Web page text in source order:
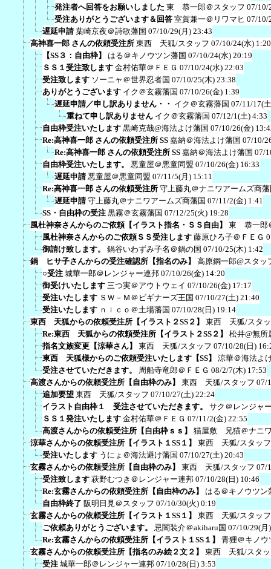
発注者へ回答をお願いしました 東 恭一郎＠スタッフ 07/10/
受注ありがとうございます＆回答 室賀兼一＠リワマヒ 07/10/
遅延申請 葉崎京夜＠詩歌藩国 07/10/29(月) 23:43
高神喜一郎 さんの依頼受注所 東西 天狐/スタッフ 07/10/24(水) 1:20
【SS３：自由枠】
はる＠キノウツン藩国 07/10/24(水) 20:19
ＳＳ１受注致します 金村佑華＠ＦＥＧ 07/10/24(水) 22:03
受注致します ソーニャ＠世界忍者国 07/10/25(木) 23:38
ありがとうございます イク＠玄霧藩国 07/10/26(金) 1:39
遅延申請／申し訳ありません・・ イク＠玄霧藩国 07/11/17(
重ねて申し訳ありません イク＠玄霧藩国 07/12/1(土) 4:33
自由枠受注いたします 黒崎克哉@海法よけ藩国 07/10/26(金)
Re:高神喜一郎 さんの依頼受注所 SS 嘉納＠海法よけ藩国 07/10/
Re:高神喜一郎 さんの依頼受注所 SS 嘉納＠海法よけ藩国 07/
自由枠受注いたします。
悪童屋＠悪童同盟 07/10/26(金) 16:33
遅延申請 悪童屋＠悪童同盟 07/11/5(月) 15:11
Re:高神喜一郎 さんの依頼受注所 守上藤丸＠ナニワアームズ商
遅延申請 守上藤丸＠ナニワアームズ商藩国 07/11/2(金) 1:41
SS・自由枠の受注 黒霧＠玄霧藩国 07/12/25(火) 19:28
風杜神奈さんからのご依頼【イラスト指名・ＳＳ自由】
東 恭一郎
風杜神奈さんからのご依頼ＳＳ受注します 藤原ひろ子＠ＦＥＧ
御請け致します。
鍋谷いわずみ子名＠鍋の国 07/10/25(木) 1:42
鍋 ヒサ子さんからの受注確認所【指名のみ】
高原鋼一郎@スタッ
○受注 城華一郎＠レンジャー連邦 07/10/26(金) 14:20
御受けいたします 三つ実＠アウトウェイ 07/10/26(金) 17:17
受注いたします ＳＷ－Ｍ＠ビギナーズ王国 07/10/27(土) 21:40
受注いたします ｎｉｃｏ＠土場藩国 07/10/28(日) 19:14
東西 天狐からの依頼受注所【イラスト２SS２】
東西 天狐/スタ
Re:東西 天狐からの依頼受注所【イラスト２SS２】
松井@無所
指名文族変更【涼華さん】
東西 天狐/スタッフ 07/10/28(日)
東西 天狐様からのご依頼受注いたします【SS】
涼華＠海法よ
受注させていただきます。
周船寺竜郎＠ＦＥＧ 08/2/7(木) 17:53
高渡さんからの依頼受注所【自由枠のみ】
東西 天狐/スタッフ 07/
追加要望 東西 天狐/スタッフ 07/10/27(土) 22:24
イラスト自由枠１ 受注させていただきます。
サク＠レンジャ
ＳＳ１発注いたします 金村佑華＠ＦＥＧ 07/11/2(金) 22:55
高渡さんからの依頼受注所【自由枠ｓｓ】
猫屋敷 兄猫＠ナニ
涼華さんからの依頼受注所【イラスト１SS１】
東西 天狐/スタッフ
受注いたします うにょ＠海法避け藩国 07/10/27(土) 20:43
玄霧さんからの依頼受注所【自由枠のみ】
東西 天狐/スタッフ 07/
受注致します 萩野むつき＠レンジャー連邦 07/10/28(日) 10:46
Re:玄霧さんからの依頼受注所【自由枠のみ】
はる＠キノウツン
自由枠終了 阪明日見＠スタッフ 07/10/30(火) 0:19
玄霧さんからの依頼受注所【イラスト１SS１】
東西 天狐/スタッフ
ご依頼ありがとうございます。
忌闇装介＠akiharu国 07/10/29(月
Re:玄霧さんからの依頼受注所【イラスト１SS１】
青狸＠キノウ
玄霧さんからの依頼受注所【指名のみ絵２文２】
東西 天狐/スタ
受注 城華一郎＠レンジャー連邦 07/10/28(日) 3:53